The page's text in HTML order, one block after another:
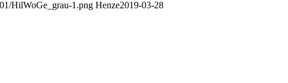
HilWoGe_grau-1.png Henze2019-03-28